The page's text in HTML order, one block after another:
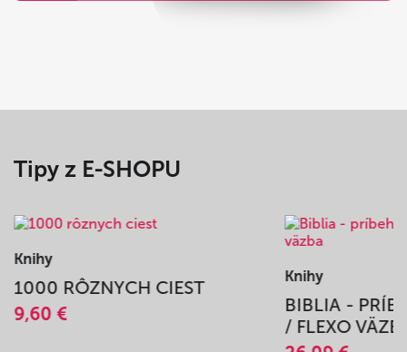
Tipy z E-SHOPU
Knihy
1000 RÔZNYCH CIEST
9,60 €
Knihy
BIBLIA -
/ FLEXO